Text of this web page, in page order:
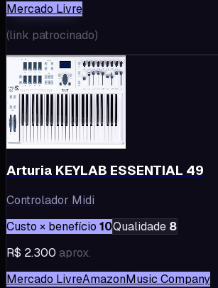
Mercado Livre
(link patrocinado)
Arturia KEYLAB ESSENTIAL 49
Controlador Midi
Custo × benefício 10Qualidade 8
R$ 2.300 aprox.
Mercado LivreAmazonMusic Company